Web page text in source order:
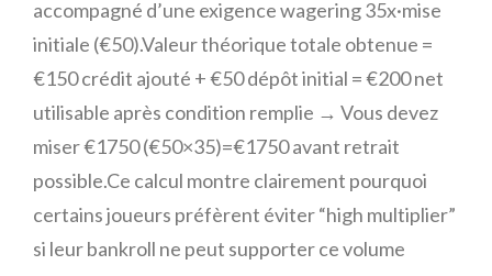
accompagné d’une exigence wagering 35x·mise
initiale (€50).Valeur théorique totale obtenue =
€150 crédit ajouté + €50 dépôt initial = €200 net
utilisable après condition remplie → Vous devez
miser €1750 (€50×35)=€1750 avant retrait
possible.Ce calcul montre clairement pourquoi
certains joueurs préfèrent éviter “high multiplier”
si leur bankroll ne peut supporter ce volume